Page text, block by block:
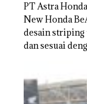
PT Astra
New Honda
desain striping
dan sesuai